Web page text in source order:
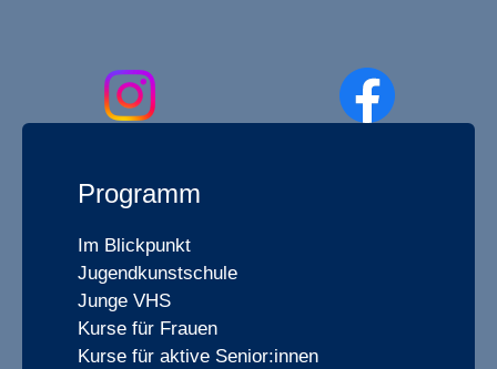
Programm
Im Blickpunkt
Jugendkunstschule
Junge VHS
Kurse für Frauen
Kurse für aktive Senior:innen